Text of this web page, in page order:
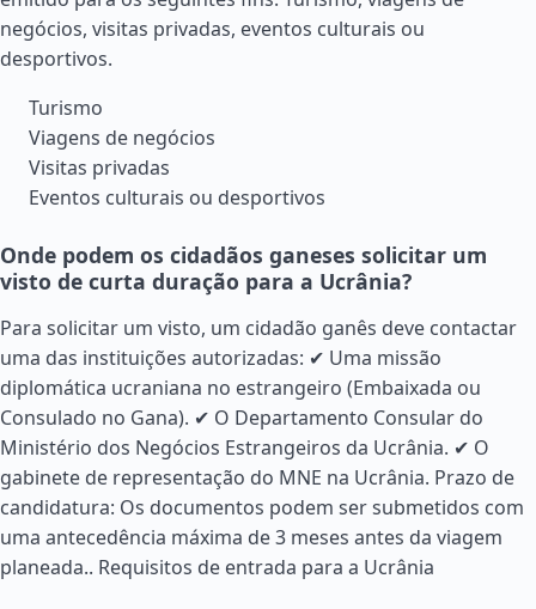
negócios, visitas privadas, eventos culturais ou
desportivos.
Turismo
Viagens de negócios
Visitas privadas
Eventos culturais ou desportivos
Onde podem os cidadãos ganeses solicitar um
visto de curta duração para a Ucrânia?
Para solicitar um visto, um cidadão ganês deve contactar
uma das instituições autorizadas: ✔ Uma missão
diplomática ucraniana no estrangeiro (Embaixada ou
Consulado no Gana). ✔ O Departamento Consular do
Ministério dos Negócios Estrangeiros da Ucrânia. ✔ O
gabinete de representação do MNE na Ucrânia. Prazo de
candidatura: Os documentos podem ser submetidos com
uma antecedência máxima de 3 meses antes da viagem
planeada.. Requisitos de entrada para a Ucrânia